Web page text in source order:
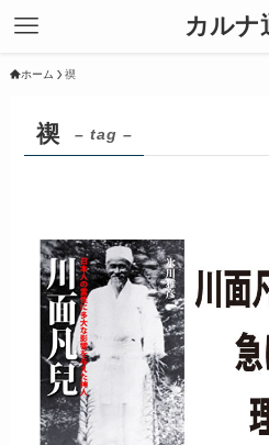
カルナ
ホーム 禊
禊 – tag –